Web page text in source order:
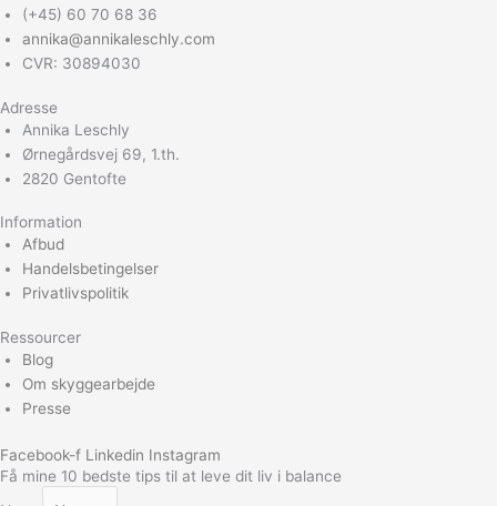
(+45) 60 70 68 36
annika@annikaleschly.com
CVR: 30894030
Adresse
Annika Leschly
Ørnegårdsvej 69, 1.th.
2820 Gentofte
Information
Afbud
Handelsbetingelser
Privatlivspolitik
Ressourcer
Blog
Om skyggearbejde
Presse
Facebook-f Linkedin Instagram
Få mine 10 bedste tips til at leve dit liv i balance